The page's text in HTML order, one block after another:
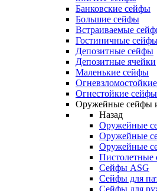
Банковские сейфы
Большие сейфы
Встраиваемые
Гостиничные
Депозитные сейфы
Депозитные ячейки
Маленькие сейфы
Огнестойкие сейфы
Оружейные сейфы
Назад
Оружейные
Оружейные
Оружейные
Пистолетные
Сейфы ASG
Сейфы для
Сейфы для